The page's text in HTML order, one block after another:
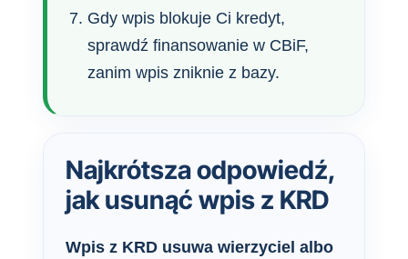
Gdy wpis blokuje Ci kredyt,
sprawdź finansowanie w CBiF,
zanim wpis zniknie z bazy.
Najkrótsza odpowiedź,
jak usunąć wpis z KRD
Wpis z KRD usuwa wierzyciel albo